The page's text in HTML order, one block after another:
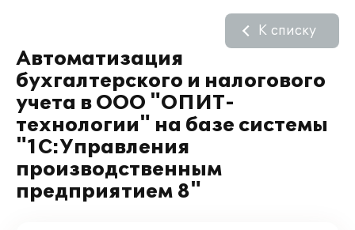
Автоматизация
бухгалтерского и налогового
учета в ООО "ОПИТ-
технологии" на базе системы
"1С:Управления
производственным
предприятием 8"
К списку